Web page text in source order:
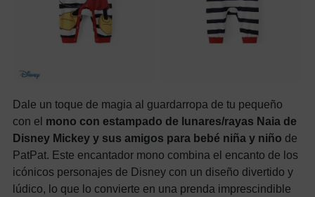
Dale un toque de magia al guardarropa de tu pequeño
con el mono con estampado de lunares/rayas Naia de
Disney Mickey y sus amigos para bebé niña y niño de
PatPat. Este encantador mono combina el encanto de los
icónicos personajes de Disney con un diseño divertido y
lúdico, lo que lo convierte en una prenda imprescindible